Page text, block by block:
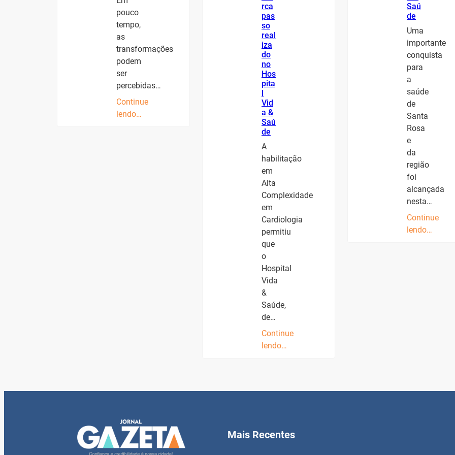
pouco
tempo,
as
transformações
podem
ser
percebidas…
Continue
lendo…
rca
pas
so
real
iza
do
no
Hos
pita
Vid
a &
Saú
de
A
habilitação
em
Alta
Complexidade
em
Cardiologia
permitiu
que
o
Hospital
Vida
&
Saúde,
de…
Continue
lendo…
Saú
de
Uma
importante
conquista
para
a
saúde
de
Santa
Rosa
e
da
região
foi
alcançada
nesta…
Continue
lendo…
Mais Recentes